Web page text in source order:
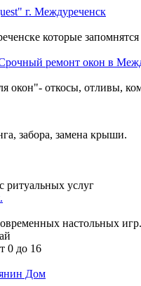
г. Междуреченск
которые
ремонт окон в
окон"- откосы, отливы,
забора, замена крыши.
услуг
настольных игр.
0 до 16
Дом